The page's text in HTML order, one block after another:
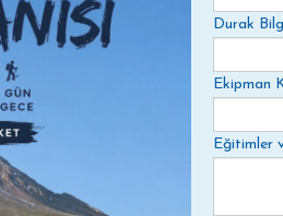
Durak
Ekipman
Eğitimler